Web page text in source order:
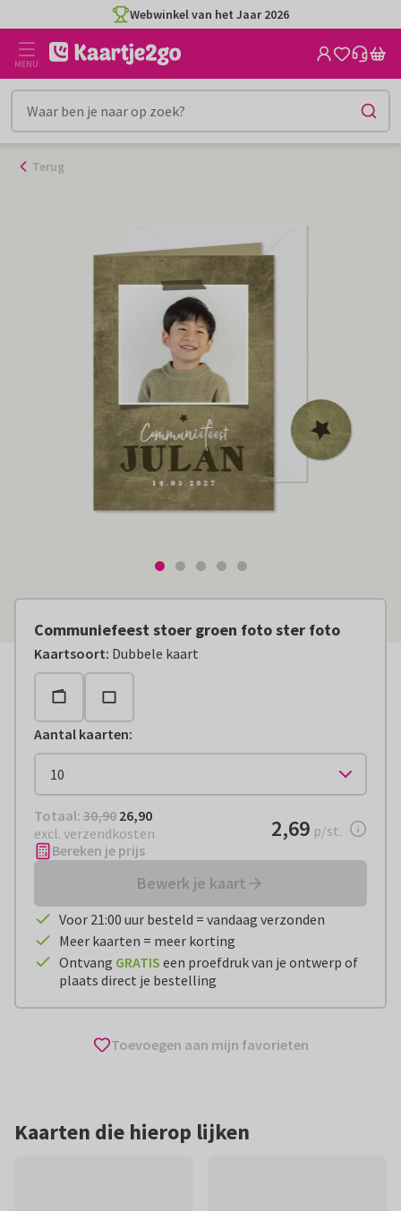
naar
inhoud
Webwinkel van het Jaar 2026
MENU
Terug
Communiefeest stoer groen foto ster foto
Kaartsoort: Dubbele kaart
Aantal kaarten:
Totaal: € 26,90
Totaal: 30,90 26,90
excl. verzendkosten
€ 2,69per stuk
2,69 p/st.
Bereken je prijs
Bewerk je kaart
Voor 21:00 uur besteld = vandaag verzonden
Meer kaarten = meer korting
Ontvang GRATIS een proefdruk van je ontwerp of
plaats direct je bestelling
Toevoegen aan mijn favorieten
Kaarten die hierop lijken